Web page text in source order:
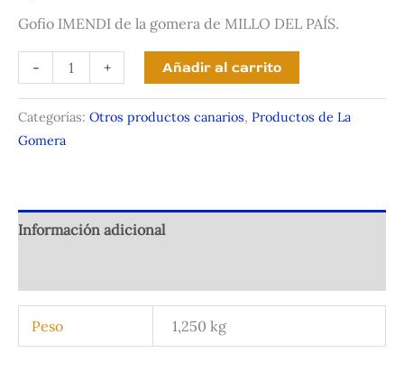
Gofio IMENDI de la gomera de MILLO DEL PAÍS.
-
GOFIO
GOMERO
IMENDI
MILLO
cantidad
+ Añadir al carrito
Categorías: Otros productos canarios, Productos de La
Gomera
Información adicional
Peso 1,250 kg